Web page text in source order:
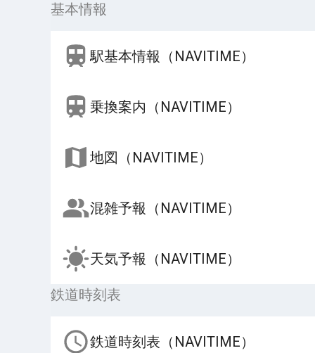
基本情報
駅基本情報（NAVITIME）
乗換案内（NAVITIME）
地図（NAVITIME）
混雑予報（NAVITIME）
天気予報（NAVITIME）
鉄道時刻表
鉄道時刻表（NAVITIME）